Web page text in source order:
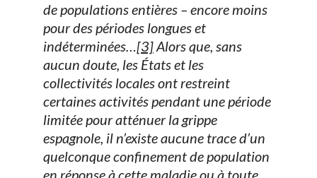
de populations entières – encore moins
pour des périodes longues et
indéterminées…[3]Alors que, sans
aucun doute, les États et les
collectivités locales ont restreint
certaines activités pendant une période
limitée pour atténuer la grippe
espagnole, il n’existe aucune trace d’un
quelconque confinement de population
en réponse à cette maladie ou à toute